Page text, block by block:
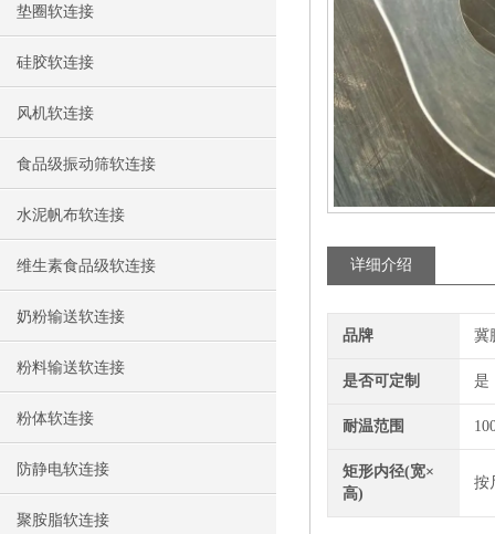
垫圈软连接
硅胶软连接
风机软连接
食品级振动筛软连接
水泥帆布软连接
维生素食品级软连接
奶粉输送软连接
粉料输送软连接
粉体软连接
防静电软连接
聚胺脂软连接
详细介绍
品牌 冀
是否可定制 是
耐温范围
矩形内径(宽×
高)
按